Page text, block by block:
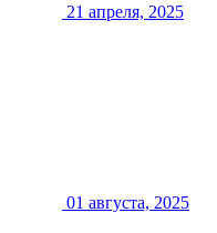
21 апреля, 2025
01 августа, 2025